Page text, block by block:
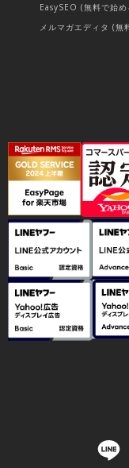
EasySEO (無料で始め
メルマガエディタ (無